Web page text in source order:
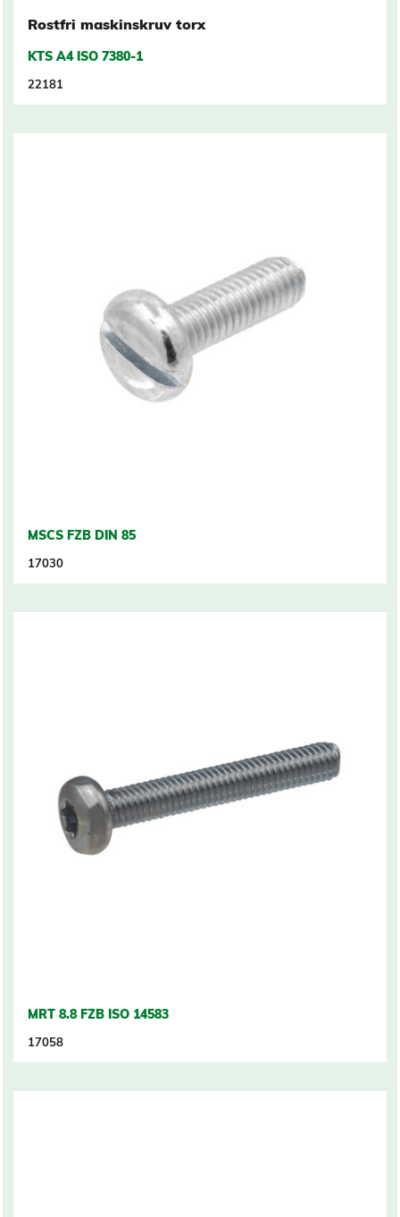
Rostfri maskinskruv torx
KTS A4 ISO 7380-1
22181
MSCS FZB DIN 85
17030
MRT 8.8 FZB ISO 14583
17058